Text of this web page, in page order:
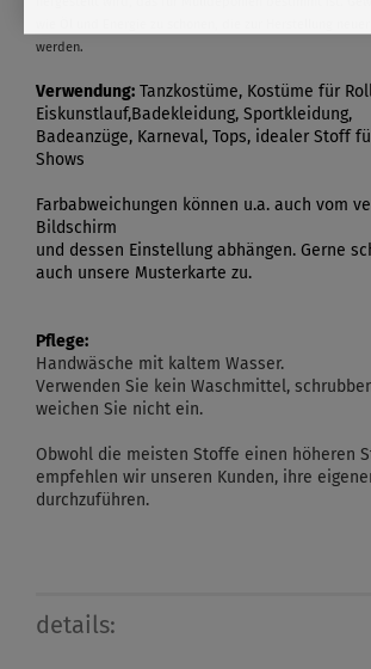
werden.
Verwendung: Tanzkostüme, Kostüme für
Eiskunstlauf,Badekleidung, Sportkleidung,
Badeanzüge, Karneval, Tops, idealer Stoff
Shows
Farbabweichungen können u.a. auch vom
Bildschirm
und dessen Einstellung abhängen. Gerne
auch unsere Musterkarte zu.
Pflege:
Handwäsche mit kaltem Wasser.
Verwenden Sie kein Waschmittel,
weichen Sie nicht ein.
Obwohl die meisten Stoffe einen höheren
empfehlen wir unseren Kunden, ihre
durchzuführen.
details: